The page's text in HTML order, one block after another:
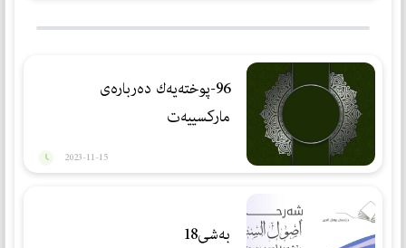
96-پوختەیەك دەربارەی
ماركسییەت
2023-11-15
بەشی18